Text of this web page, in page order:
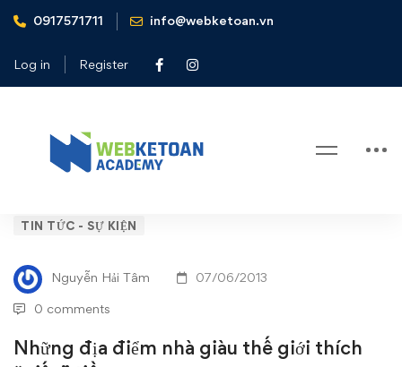
0917571711 info@webketoan.vn
Log in Register
Home
Tin tức - Sự kiện
Những
địa
điểm
nhà
TIN TỨC - SỰ KIỆN
Nguyễn Hải Tâm 07/06/2013
0 comments
Những địa điểm nhà giàu thế giới thích